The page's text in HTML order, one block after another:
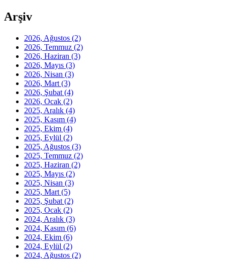
Arşiv
2026, Ağustos (2)
2026, Temmuz (2)
2026, Haziran (3)
2026, Mayıs (3)
2026, Nisan (3)
2026, Mart (3)
2026, Şubat (4)
2026, Ocak (2)
2025, Aralık (4)
2025, Kasım (4)
2025, Ekim (4)
2025, Eylül (2)
2025, Ağustos (3)
2025, Temmuz (2)
2025, Haziran (2)
2025, Mayıs (2)
2025, Nisan (3)
2025, Mart (5)
2025, Şubat (2)
2025, Ocak (2)
2024, Aralık (3)
2024, Kasım (6)
2024, Ekim (6)
2024, Eylül (2)
2024, Ağustos (2)